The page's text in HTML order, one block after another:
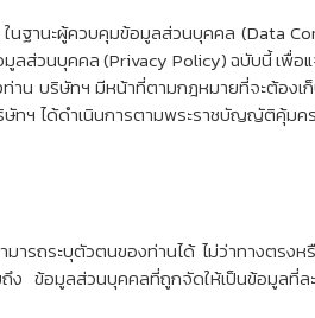
ในฐานะผู้ควบคุมข้อมูลส่วนบุคคล (Data
ลส่วนบุคคล (Privacy Policy) ฉบับนี้ เพื่
าน บริษัทฯ มีหน้าที่ตามกฎหมายที่จะต้องเ
ษัทฯ ได้ดำเนินการตามพระราชบัญญัติคุ้
รถระบุตัวตนของท่านได้ ไม่ว่าทางตรง
ง ข้อมูลส่วนบุคคลที่ถูกจัดให้เป็นข้อมูลที่